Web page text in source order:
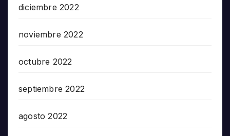
diciembre 2022
noviembre 2022
octubre 2022
septiembre 2022
agosto 2022